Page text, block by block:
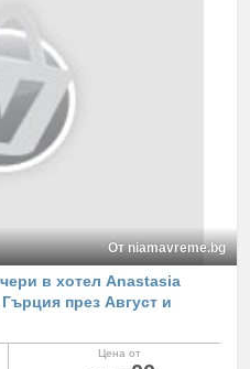
От niamavreme.bg
в хотел Anastasia
през Август и
Цена от